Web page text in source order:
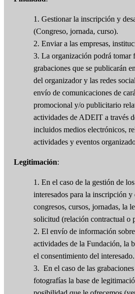
1. Gestionar la inscripción y
(Congreso, jornada, curso).
2. Enviar a las empresas,
3. La organización podrá tomar
grabaciones que se publicarán
del organizador y las redes
envío de comunicaciones de
promocional y/o publicitario
actividades de ADEIT a través
incluidos medios electrónicos,
actividades y eventos
Legitimación:
1. En el caso de la gestión de
interesados para la inscripción y
congresos, cursos, jornadas, la
solicitud (relación contractual o
2. El envío de información
actividades de la Fundación, la
el consentimiento del interesado.
3. En el caso de las
fotografías la base de